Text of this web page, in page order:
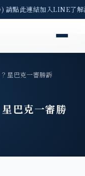
點此連結加入LINE了
星巴克一審勝訴
巴克一審勝